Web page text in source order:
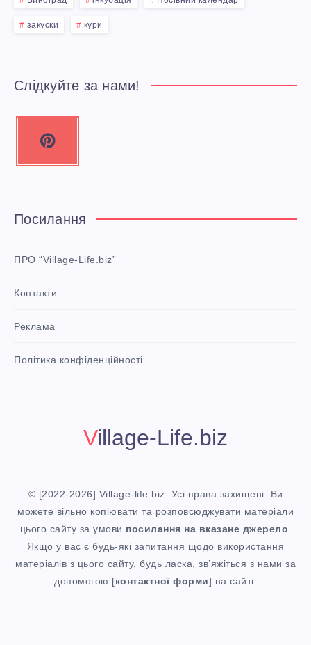
Д
Я
Д
О
О
С
Л
И
Х
6
(
Н
А
закуски кури
Слідкуйте за нами!
e
e
i
i
Посилання
ПРО “Village-Life.biz”
Контакти
Реклама
Політика конфіденційності
Village-Life.biz
© [2022-2026] Village-life.biz. Усі права захищені. Ви
можете вільно копіювати та розповсюджувати матеріали
цього сайту за умови посилання на вказане джерело.
Якщо у вас є будь-які запитання щодо використання
матеріалів з цього сайту, будь ласка, зв’яжіться з нами за
допомогою [контактної форми] на сайті.